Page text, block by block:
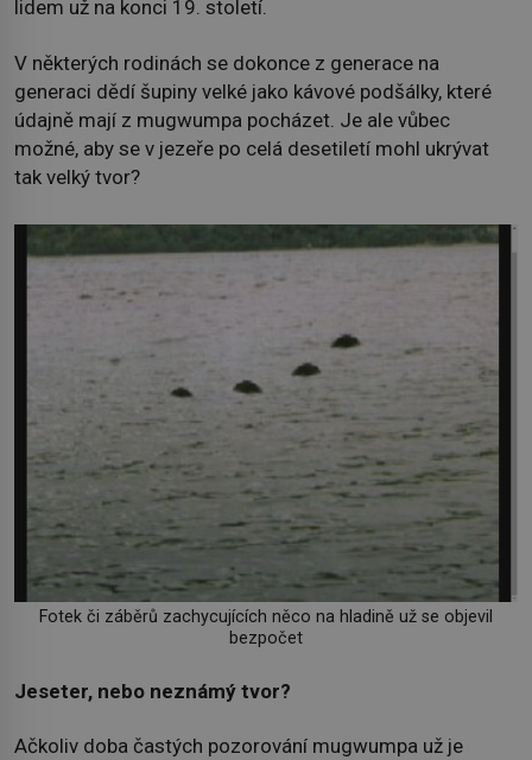
lidem už na konci 19. století.
V některých rodinách se dokonce z generace na
generaci dědí šupiny velké jako kávové podšálky, které
údajně mají z mugwumpa pocházet. Je ale vůbec
možné, aby se v jezeře po celá desetiletí mohl ukrývat
tak velký tvor?
Fotek či záběrů zachycujících něco na hladině už se objevil
bezpočet
Jeseter, nebo neznámý tvor?
Ačkoliv doba častých pozorování mugwumpa už je